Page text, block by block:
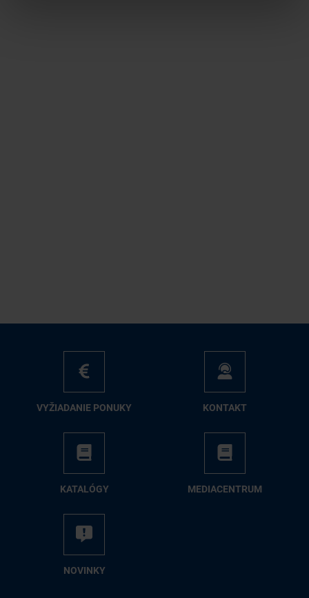
VY­ŽIA­DA­NIE PO­NU­KY KON­TAKT
KA­TA­LÓ­GY ME­DIA­CEN­TRUM
NO­VIN­KY